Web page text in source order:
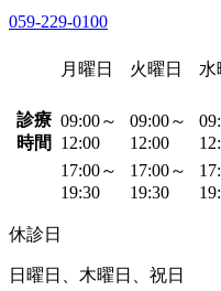
059-229-0100
月曜日 火曜日 水
診療
時間
09:00～
12:00
09:00～
12:00
17:00～
19:30
17:00～
19:30
休診日
日曜日、木曜日、祝日